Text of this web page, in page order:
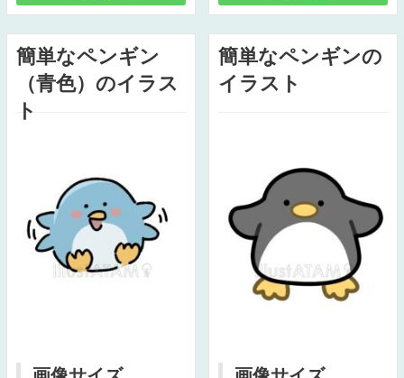
簡単なペンギン
（青色）のイラス
ト
簡単なペンギンの
イラスト